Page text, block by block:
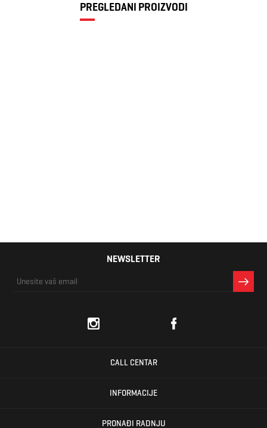
PREGLEDANI PROIZVODI
NEWSLETTER
CALL CENTAR
INFORMACIJE
PRONAĐI RADNJU